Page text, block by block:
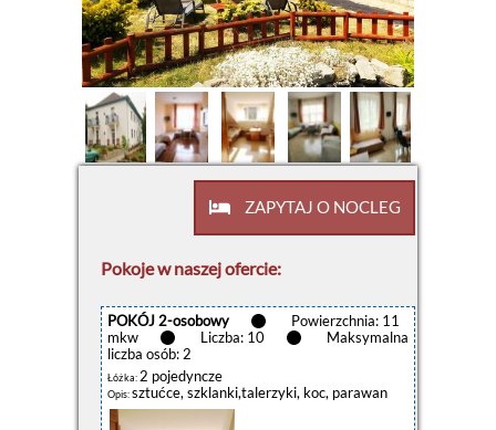
ZAPYTAJ O NOCLEG
Pokoje w naszej ofercie:
POKÓJ 2-osobowy
Powierzchnia: 11
mkw
Liczba: 10
Maksymalna
liczba osób: 2
Łóżka: 2 pojedyncze
Opis:sztućce, szklanki,talerzyki, koc, parawan